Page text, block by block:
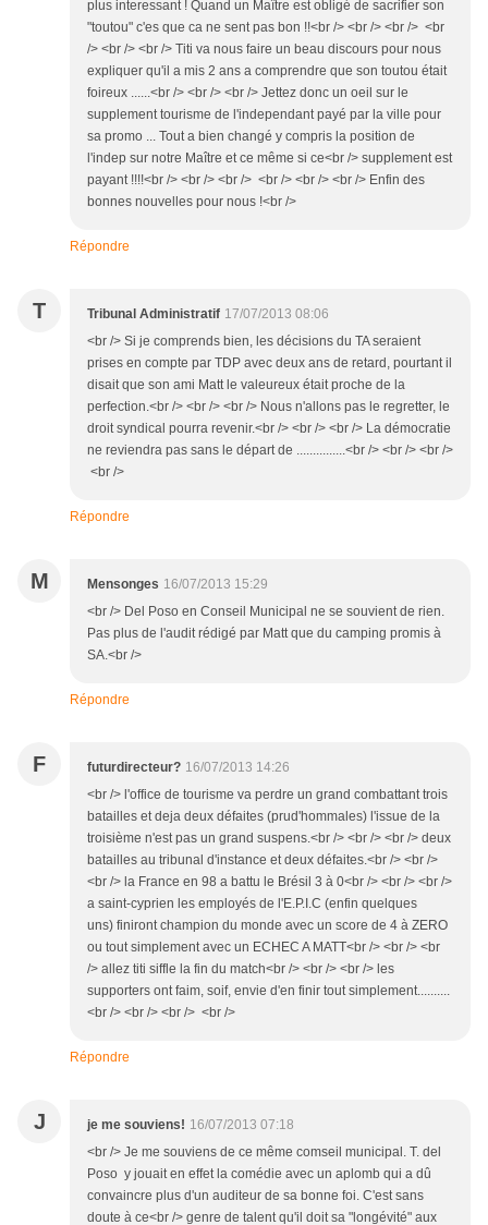
plus interessant ! Quand un Maître est obligé de sacrifier son
"toutou" c'es que ca ne sent pas bon !!<br /> <br /> <br /> <br
/> <br /> <br /> Titi va nous faire un beau discours pour nous
expliquer qu'il a mis 2 ans a comprendre que son toutou était
foireux ......<br /> <br /> <br /> Jettez donc un oeil sur le
supplement tourisme de l'independant payé par la ville pour
sa promo ... Tout a bien changé y compris la position de
l'indep sur notre Maître et ce même si ce<br /> supplement est
payant !!!!<br /> <br /> <br /> <br /> <br /> <br /> Enfin des
bonnes nouvelles pour nous !<br />
Répondre
T Tribunal Administratif 17/07/2013 08:06
<br /> Si je comprends bien, les décisions du TA seraient
prises en compte par TDP avec deux ans de retard, pourtant il
disait que son ami Matt le valeureux était proche de la
perfection.<br /> <br /> <br /> Nous n'allons pas le regretter, le
droit syndical pourra revenir.<br /> <br /> <br /> La démocratie
ne reviendra pas sans le départ de ...............<br /> <br /> <br />
<br />
Répondre
M Mensonges 16/07/2013 15:29
<br /> Del Poso en Conseil Municipal ne se souvient de rien.
Pas plus de l'audit rédigé par Matt que du camping promis à
SA.<br />
Répondre
F futurdirecteur? 16/07/2013 14:26
<br /> l'office de tourisme va perdre un grand combattant trois
batailles et deja deux défaites (prud'hommales) l'issue de la
troisième n'est pas un grand suspens.<br /> <br /> <br /> deux
batailles au tribunal d'instance et deux défaites.<br /> <br />
<br /> la France en 98 a battu le Brésil 3 à 0<br /> <br /> <br />
a saint-cyprien les employés de l'E.P.I.C (enfin quelques
uns) finiront champion du monde avec un score de 4 à ZERO
ou tout simplement avec un ECHEC A MATT<br /> <br /> <br
/> allez titi siffle la fin du match<br /> <br /> <br /> les
supporters ont faim, soif, envie d'en finir tout simplement..........
<br /> <br /> <br /> <br />
Répondre
J je me souviens! 16/07/2013 07:18
<br /> Je me souviens de ce même comseil municipal. T. del
Poso y jouait en effet la comédie avec un aplomb qui a dû
convaincre plus d'un auditeur de sa bonne foi. C'est sans
doute à ce<br /> genre de talent qu'il doit sa "longévité" aux